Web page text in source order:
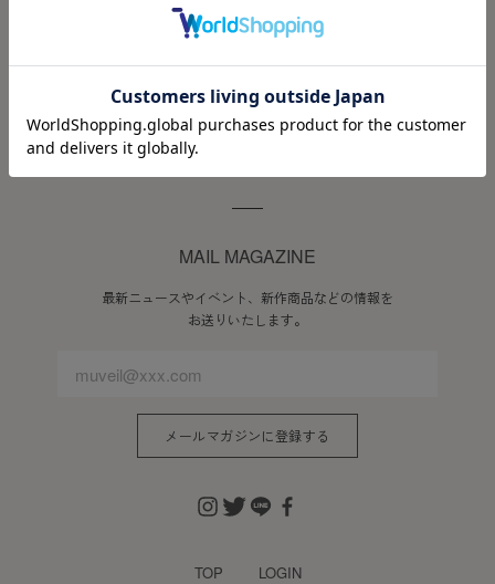
当社は、会員に対し随時必要な事項を通知します。
会員登録について
当サイトにおいてのご購入には会員登録が必要になります。
なお会員登録は無料です。
びパスワードが必要になります。
会員のみなさまから提供された個人情報
当サイトを利用するにあたって、会員の住所、電話番号、購
すが、当社はその個人情報を適切かつ確実に管理するものと
会員登録の申し込みを当社が受けた際、架空の人物を登録し
DREAMLAND MEMBERS PROGRAM
会員ステージに応じた先行セールやオリジナルギフトなど、
スペシャルな特典をご用意しています。
会員登録ページへ進む
MAIL MAGAZINE
最新ニュースやイベント、新作商品などの情報を
お送りいたします。
メールマガジンに登録する
TOP LOGIN